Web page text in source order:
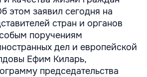
этом заявил сегодня на
стран и органов
поручениям
дел и европейской
Ефим Киларь,
председательства